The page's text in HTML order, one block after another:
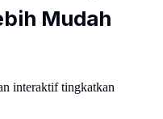
Mudah
interaktif tingkatkan